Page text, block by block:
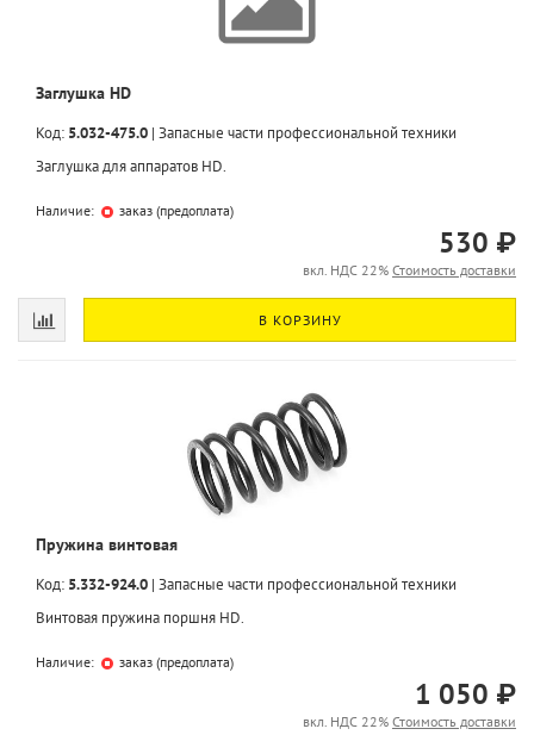
Заглушка HD
Код: 5.032-475.0 | Запасные части профессиональной техники
Заглушка для аппаратов HD.
Наличие: заказ (предоплата)
530 ₽
вкл. НДС 22% Стоимость доставки
В КОРЗИНУ
Пружина винтовая
Код: 5.332-924.0 | Запасные части профессиональной техники
Винтовая пружина поршня HD.
Наличие: заказ (предоплата)
1 050 ₽
вкл. НДС 22% Стоимость доставки